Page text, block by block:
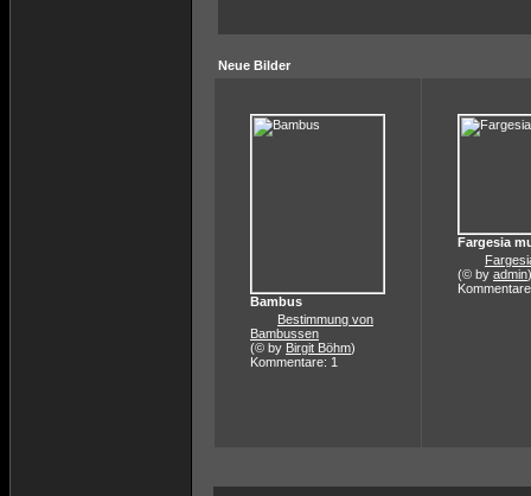
Neue Bilder
Bambus
Bestimmung von
Bambussen
(© by Birgit Böhm)
Kommentare: 1
Fargesia
(© by admin)